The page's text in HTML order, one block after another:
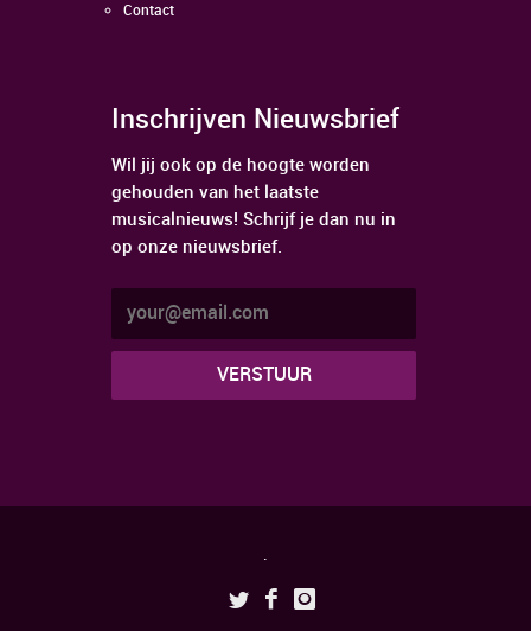
Contact
Inschrijven Nieuwsbrief
Wil jij ook op de hoogte worden
gehouden van het laatste
musicalnieuws! Schrijf je dan nu in
op onze nieuwsbrief.
.